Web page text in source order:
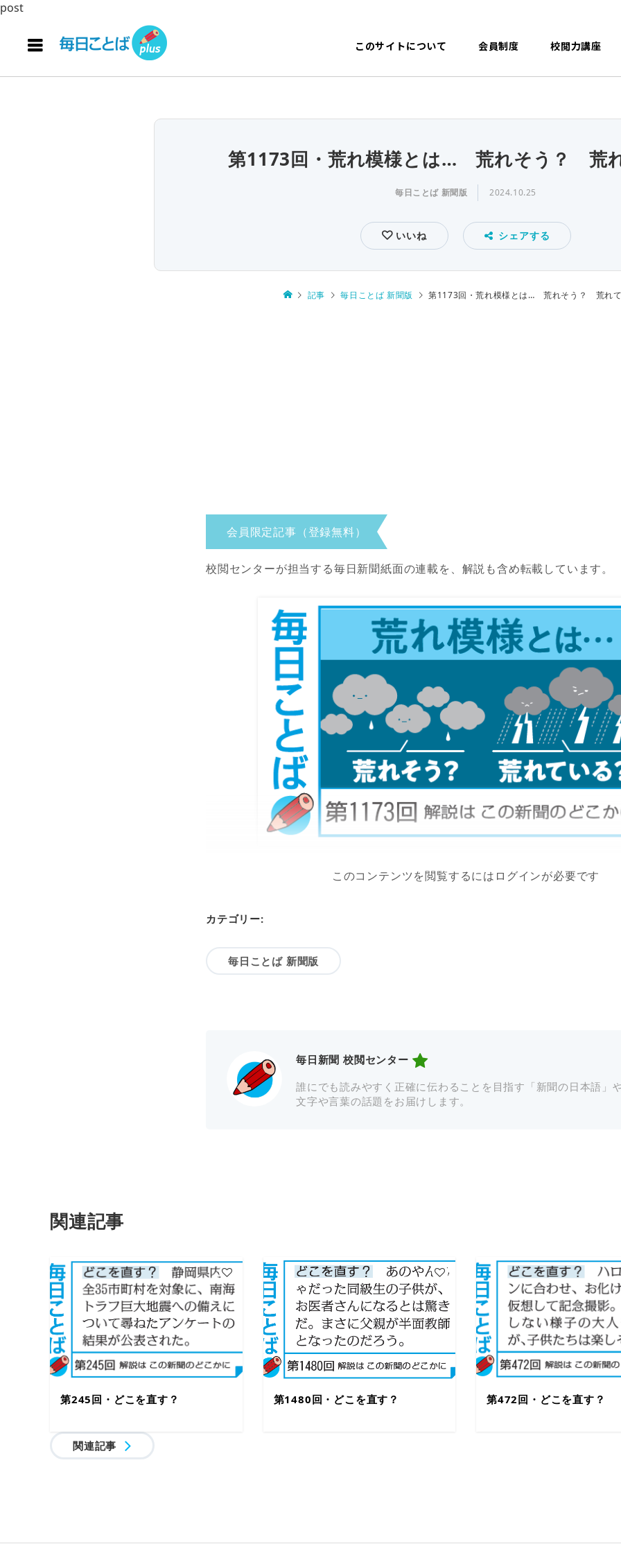
post
このサイトについて 会員制度 校閲力講座
第1173回・荒れ模様とは… 荒れそう？ 荒
毎日ことば 新聞版 2024.10.25
いいね シェアする
記事 毎日ことば 新聞版 第1173回・荒れ模様とは… 荒れそう？ 荒れて
会員限定記事（登録無料）
校閲センターが担当する毎日新聞紙面の連載を、解説も含め転載しています。
このコンテンツを閲覧するにはログインが必要です
カテゴリー:
毎日ことば 新聞版
毎日新聞 校閲センター
誰にでも読みやすく正確に伝わることを目指す「新聞の日本語」
文字や言葉の話題をお届けします。
関連記事
第245回・どこを直す？ 第1480回・どこを直す？ 第472回・どこを直す？
関連記事